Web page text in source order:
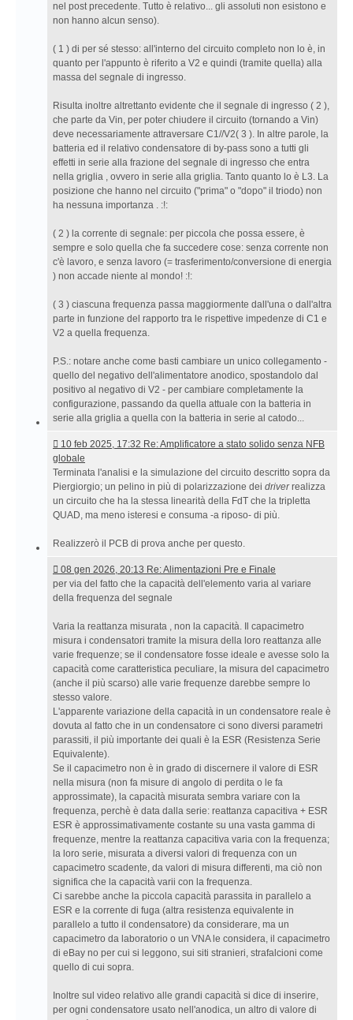
nel post precedente. Tutto è relativo... gli assoluti non esistono e
non hanno alcun senso).
( 1 ) di per sé stesso: all'interno del circuito completo non lo è, in
quanto per l'appunto è riferito a V2 e quindi (tramite quella) alla
massa del segnale di ingresso.
Risulta inoltre altrettanto evidente che il segnale di ingresso ( 2 ),
che parte da Vin, per poter chiudere il circuito (tornando a Vin)
deve necessariamente attraversare C1//V2( 3 ). In altre parole, la
batteria ed il relativo condensatore di by-pass sono a tutti gli
effetti in serie alla frazione del segnale di ingresso che entra
nella griglia , ovvero in serie alla griglia. Tanto quanto lo è L3. La
posizione che hanno nel circuito ("prima" o "dopo" il triodo) non
ha nessuna importanza . :!:
( 2 ) la corrente di segnale: per piccola che possa essere, è
sempre e solo quella che fa succedere cose: senza corrente non
c'è lavoro, e senza lavoro (= trasferimento/conversione di energia
) non accade niente al mondo! :!:
( 3 ) ciascuna frequenza passa maggiormente dall'una o dall'altra
parte in funzione del rapporto tra le rispettive impedenze di C1 e
V2 a quella frequenza.
P.S.: notare anche come basti cambiare un unico collegamento -
quello del negativo dell'alimentatore anodico, spostandolo dal
positivo al negativo di V2 - per cambiare completamente la
configurazione, passando da quella attuale con la batteria in
serie alla griglia a quella con la batteria in serie al catodo...
10
feb
2025,
17:32 Re:
Amplificatore
a
solido
NFB
globale
10 feb 2025, 17:32 Re: Amplificatore a stato solido senza NFB
globale
Terminata l'analisi e la simulazione del circuito descritto sopra da
Piergiorgio; un pelino in più di polarizzazione dei driverrealizza
un circuito che ha la stessa linearità della FdT che la tripletta
QUAD, ma meno isteresi e consuma -a riposo- di più.
Realizzerò il PCB di prova anche per questo.
08
gen
2026,
Alimentazioni
Pre
e
Finale
08 gen 2026, 20:13 Re: Alimentazioni Pre e Finale
per via del fatto che la capacità dell'elemento varia al variare
della frequenza del segnale
Varia la reattanza misurata , non la capacità. Il capacimetro
misura i condensatori tramite la misura della loro reattanza alle
varie frequenze; se il condensatore fosse ideale e avesse solo la
capacità come caratteristica peculiare, la misura del capacimetro
(anche il più scarso) alle varie frequenze darebbe sempre lo
stesso valore.
L'apparente variazione della capacità in un condensatore reale è
dovuta al fatto che in un condensatore ci sono diversi parametri
parassiti, il più importante dei quali è la ESR (Resistenza Serie
Equivalente).
Se il capacimetro non è in grado di discernere il valore di ESR
nella misura (non fa misure di angolo di perdita o le fa
approssimate), la capacità misurata sembra variare con la
frequenza, perchè è data dalla serie: reattanza capacitiva + ESR
ESR è approssimativamente costante su una vasta gamma di
frequenze, mentre la reattanza capacitiva varia con la frequenza;
la loro serie, misurata a diversi valori di frequenza con un
capacimetro scadente, da valori di misura differenti, ma ciò non
significa che la capacità varii con la frequenza.
Ci sarebbe anche la piccola capacità parassita in parallelo a
ESR e la corrente di fuga (altra resistenza equivalente in
parallelo a tutto il condensatore) da considerare, ma un
capacimetro da laboratorio o un VNA le considera, il capacimetro
di eBay no per cui si leggono, sui siti stranieri, strafalcioni come
quello di cui sopra.
Inoltre sul video relativo alle grandi capacità si dice di inserire,
per ogni condensatore usato nell'anodica, un altro di valore di